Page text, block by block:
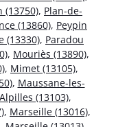
(13750), Plan-de-
(13860), Peypin
(13330), Paradou
, Mouriès (13890),
, Mimet (13105),
, Maussane-les-
(13103),
, Marseille (13016),